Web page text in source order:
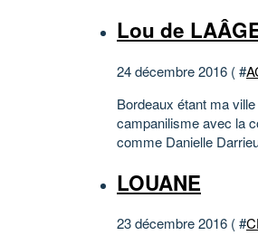
Lou de
24 décembre 2016 ( #
Bordeaux étant ma
campanilisme avec la
comme Danielle
LOUANE
23 décembre 2016 ( #